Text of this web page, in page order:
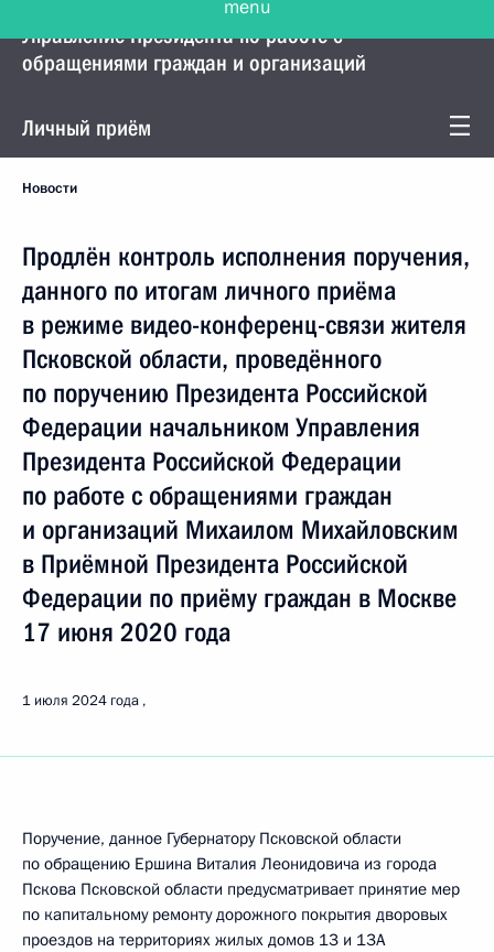
Управление Президента по работе с
обращениями граждан и организаций
Личный приём
Новости
Продлён контроль исполнения поручения,
данного по итогам личного приёма
в режиме видео-конференц-связи жителя
Псковской области, проведённого
по поручению Президента Российской
Федерации начальником Управления
Президента Российской Федерации
по работе с обращениями граждан
и организаций Михаилом Михайловским
в Приёмной Президента Российской
Федерации по приёму граждан в Москве
17 июня 2020 года
1 июля 2024 года
Поручение, данное Губернатору Псковской области
по обращению Ершина Виталия Леонидовича из города
Пскова Псковской области предусматривает принятие мер
по капитальному ремонту дорожного покрытия дворовых
проездов на территориях жилых домов 13 и 13А